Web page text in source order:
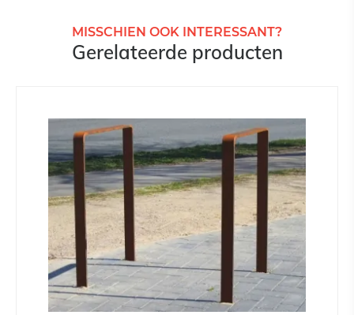
MISSCHIEN OOK INTERESSANT?
Gerelateerde producten